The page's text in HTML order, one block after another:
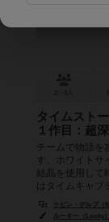
タイムスト
１作目：超
チームで物語
す。ホワイトサ
結晶を使用して
はタイムキャプ
ケビン・デルプ（
ルーキー（Looky）